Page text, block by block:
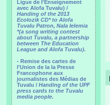
Ligue de l'Enseignement
avec Alofa Tuvalu) /
Handing of the 2013
Ecolozik CD* to Alofa
Tuvalu Patron, Nala Ielemia
*(a song writing contest
about Tuvalu, a partnership
between The Education
League and Alofa Tuvalu).
- Remise des cartes de
l'Union de la la Presse
Francophone aux
journalistes des Médias de
Tuvalu / Handing of the UPF
press cards to the Tuvalu
media people.